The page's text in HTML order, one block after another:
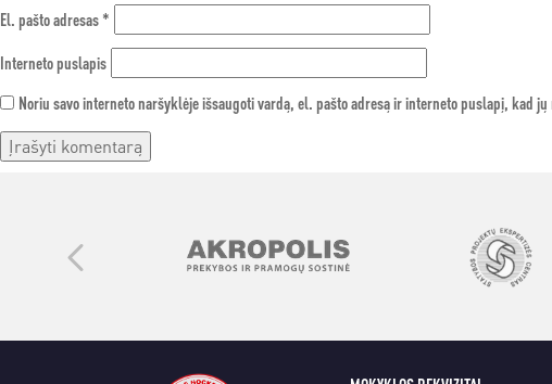
El. pašto adresas*
Interneto puslapis
Noriu savo interneto naršyklėje išsaugoti vardą, el. pašto adresą ir interneto puslapį, kad